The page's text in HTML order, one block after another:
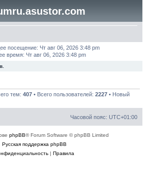
посещение: Чт авг 06, 2026 3:48 pm
время: Чт авг 06, 2026 3:48 pm
тем: 407• Всего пользователей: 2227• Новый
Часовой пояс: UTC+01:00
phpBB® Forum Software © phpBB Limited
Русская поддержка phpBB
| Правила